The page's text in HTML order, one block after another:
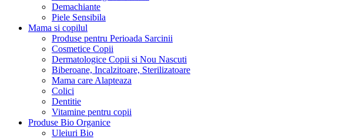
Demachiante
Piele Sensibila
Mama si copilul
Produse pentru Perioada Sarcinii
Cosmetice Copii
Dermatologice Copii si Nou Nascuti
Biberoane, Incalzitoare, Sterilizatoare
Mama care Alapteaza
Colici
Dentitie
Vitamine pentru copii
Produse Bio Organice
Uleiuri Bio